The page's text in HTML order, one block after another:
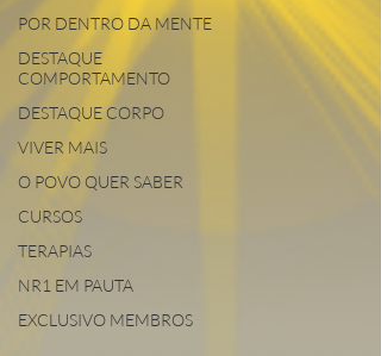
POR DENTRO DA MENTE
DESTAQUE
COMPORTAMENTO
DESTAQUE CORPO
VIVER MAIS
O POVO QUER SABER
CURSOS
TERAPIAS
NR1 EM PAUTA
EXCLUSIVO MEMBROS